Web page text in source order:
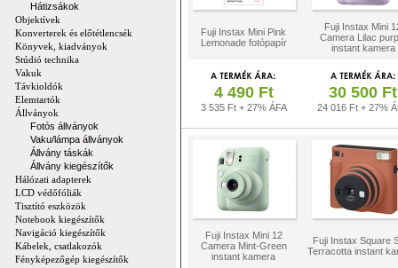
Hátizsákok
Objektívek
Konverterek és előtétlencsék
Könyvek, kiadványok
Stúdió technika
Vakuk
Távkioldók
Elemtartók
Állványok
Fotós állványok
Vaku/lámpa állványok
Állvány táskák
Állvány kiegészítők
Hálózati adapterek
LCD védőfóliák
Tisztító eszközök
Notebook kiegészítők
Navigáció kiegészítők
Kábelek, csatlakozók
Fényképezőgép kiegészítők
Fuji Instax Mini Pink
Lemonade fotópapír
Fuji Instax Mini
Camera Lilac
instant kamera
4 490 Ft
3 535 Ft + 27% ÁFA
30 500 Ft
24 016 Ft + 27%
Fuji Instax Mini 12
Camera Mint-Green
instant kamera
Fuji Instax Square
Terracotta instant